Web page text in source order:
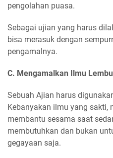
pengolahan puasa.
Sebagai ujian yang harus
bisa merasuk dengan
pengamalnya.
C. Mengamalkan Ilmu
Sebuah Ajian harus
Kebanyakan ilmu yang sakti,
membantu sesama saat
membutuhkan dan bukan
gegayaan saja.